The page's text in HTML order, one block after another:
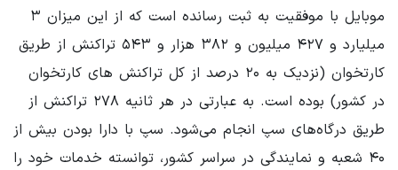
موبایل با موفقیت به ثبت رسانده است که از این میزان ۳
میلیارد و ۴۲۷ میلیون و ۳۸۲ هزار و ۵۴۳ تراکنش از طریق
کارتخوان (نزدیک به ۲۰ درصد از کل تراکنش های کارتخوان
در کشور) بوده است. به عبارتی در هر ثانیه ۲۷۸ تراکنش از
طریق درگاه‌های سپ انجام می‌شود. سپ با دارا بودن بیش از
۴۰ شعبه و نمایندگی در سراسر کشور، توانسته خدمات خود را